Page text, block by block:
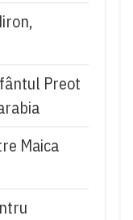
Preot
Maica